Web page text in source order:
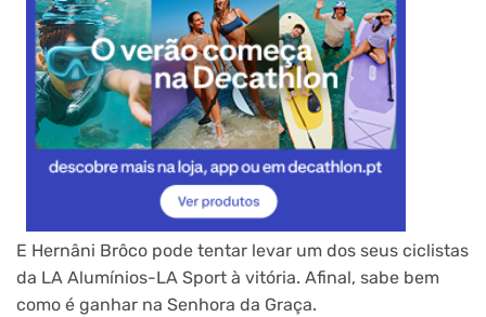
E Hernâni Brôco pode tentar levar um dos seus ciclistas
da LA Alumínios-LA Sport à vitória. Afinal, sabe bem
como é ganhar na Senhora da Graça.